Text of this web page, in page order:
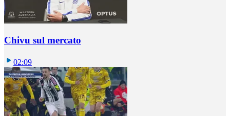
Chivu sul mercato
02:09